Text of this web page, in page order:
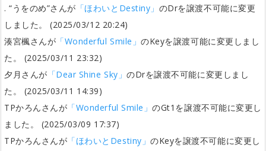
. “‪うをのめ‬”さんが 「ほわいとDestiny」 のDrを譲渡不可能に変更
しました。 (2025/03/12 20:24)
湊宮楓さんが 「Wonderful Smile」のKeyを譲渡可能に変更しまし
た。 (2025/03/11 23:32)
夕月さんが 「Dear Shine Sky」のDrを譲渡不可能に変更しまし
た。 (2025/03/11 14:39)
TPかろんさんが 「Wonderful Smile」のGt1を譲渡不可能に変更し
ました。 (2025/03/09 17:37)
TPかろんさんが 「ほわいとDestiny」のKeyを譲渡不可能に変更し